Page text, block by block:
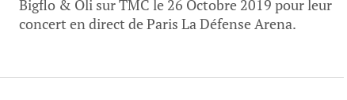
Bigflo & Oli sur TMC le 26 Octobre 2019 pour leur
concert en direct de Paris La Défense Arena.